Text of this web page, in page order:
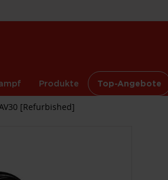
Produkte Top-Angebote
[Refurbished]